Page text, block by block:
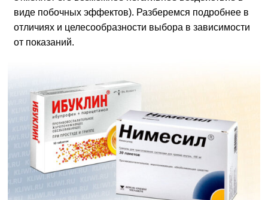
виде побочных эффектов). Разберемся подробнее в
отличиях и целесообразности выбора в зависимости
от показаний.